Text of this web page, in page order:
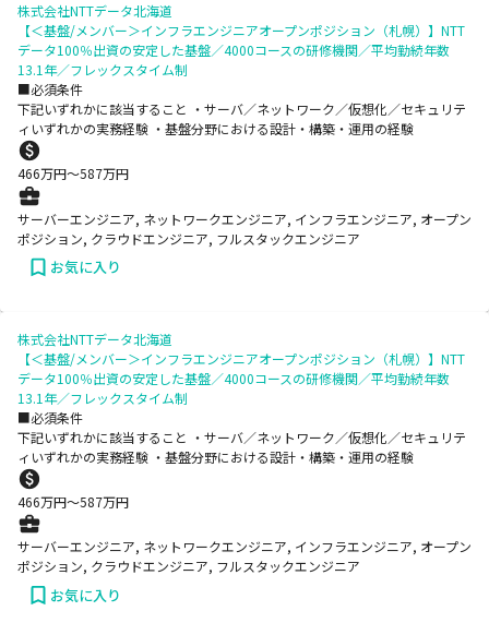
株式会社NTTデータ北海道
【＜基盤/メンバー＞インフラエンジニアオープンポジション（札幌）】NTT
データ100％出資の安定した基盤／4000コースの研修機関／平均勤続年数
13.1年／フレックスタイム制
■必須条件
下記いずれかに該当すること ・サーバ／ネットワーク／仮想化／セキュリテ
ィいずれかの実務経験 ・基盤分野における設計・構築・運用の経験
466万円〜587万円
サーバーエンジニア, ネットワークエンジニア, インフラエンジニア, オープン
ポジション, クラウドエンジニア, フルスタックエンジニア
お気に入り
株式会社NTTデータ北海道
【＜基盤/メンバー＞インフラエンジニアオープンポジション（札幌）】NTT
データ100％出資の安定した基盤／4000コースの研修機関／平均勤続年数
13.1年／フレックスタイム制
■必須条件
下記いずれかに該当すること ・サーバ／ネットワーク／仮想化／セキュリテ
ィいずれかの実務経験 ・基盤分野における設計・構築・運用の経験
466万円〜587万円
サーバーエンジニア, ネットワークエンジニア, インフラエンジニア, オープン
ポジション, クラウドエンジニア, フルスタックエンジニア
お気に入り